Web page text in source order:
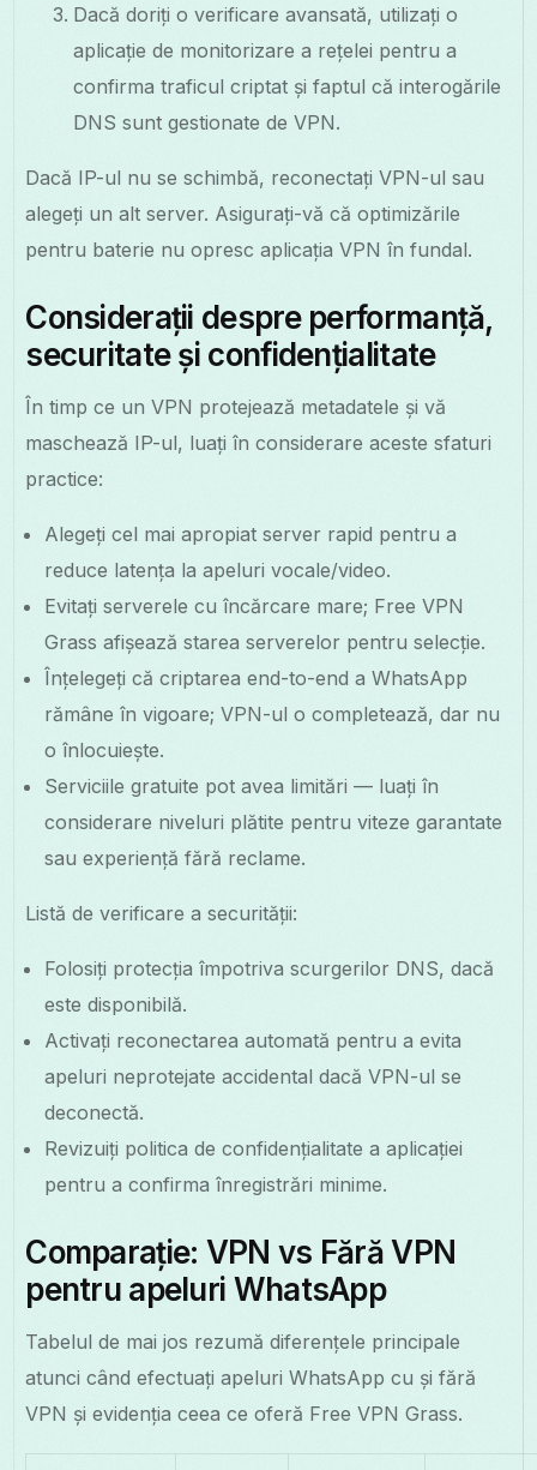
Dacă doriți o verificare avansată, utilizați o
aplicație de monitorizare a rețelei pentru a
confirma traficul criptat și faptul că interogările
DNS sunt gestionate de VPN.
Dacă IP-ul nu se schimbă, reconectați VPN-ul sau
alegeți un alt server. Asigurați-vă că optimizările
pentru baterie nu opresc aplicația VPN în fundal.
Considerații despre performanță,
securitate și confidențialitate
În timp ce un VPN protejează metadatele și vă
maschează IP-ul, luați în considerare aceste sfaturi
practice:
Alegeți cel mai apropiat server rapid pentru a
reduce latența la apeluri vocale/video.
Evitați serverele cu încărcare mare; Free VPN
Grass afișează starea serverelor pentru selecție.
Înțelegeți că criptarea end-to-end a WhatsApp
rămâne în vigoare; VPN-ul o completează, dar nu
o înlocuiește.
Serviciile gratuite pot avea limitări — luați în
considerare niveluri plătite pentru viteze garantate
sau experiență fără reclame.
Listă de verificare a securității:
Folosiți protecția împotriva scurgerilor DNS, dacă
este disponibilă.
Activați reconectarea automată pentru a evita
apeluri neprotejate accidental dacă VPN-ul se
deconectă.
Revizuiți politica de confidențialitate a aplicației
pentru a confirma înregistrări minime.
Comparație: VPN vs Fără VPN
pentru apeluri WhatsApp
Tabelul de mai jos rezumă diferențele principale
atunci când efectuați apeluri WhatsApp cu și fără
VPN și evidenția ceea ce oferă Free VPN Grass.